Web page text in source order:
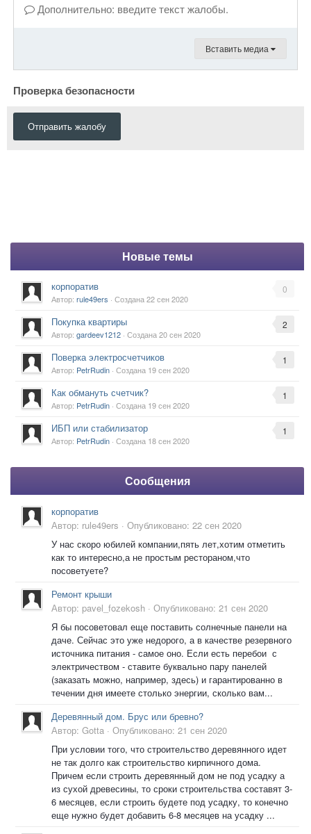
Дополнительно: введите текст жалобы.
Вставить медиа
Проверка безопасности
Отправить жалобу
Новые темы
0
корпоратив
Автор: rule49ers · Создана22 сен 2020
2
Покупка квартиры
Автор: gardeev1212 · Создана20 сен 2020
1
Поверка электросчетчиков
Автор: PetrRudin · Создана 19 сен 2020
1
Как обмануть счетчик?
Автор: PetrRudin · Создана 19 сен 2020
1
ИБП или стабилизатор
Автор: PetrRudin · Создана 18 сен 2020
Сообщения
корпоратив
Автор: rule49ers · Опубликовано: 22 сен 2020
У нас скоро юбилей компании,пять лет,хотим отметить
как то интересно,а не простым рестораном,что
посоветуете?
Ремонт крыши
Автор: pavel_fozekosh · Опубликовано: 21 сен 2020
Я бы посоветовал еще поставить солнечные панели на
даче. Сейчас это уже недорого, а в качестве резервного
источника питания - самое оно. Если есть перебои с
электричеством - ставите буквально пару панелей
(заказать можно, например, здесь) и гарантированно в
течении дня имеете столько энергии, сколько вам...
Деревянный дом. Брус или бревно?
Автор: Gotta · Опубликовано: 21 сен 2020
При условии того, что строительство деревянного идет
не так долго как строительство кирпичного дома.
Причем если строить деревянный дом не под усадку а
из сухой древесины, то сроки строительства составят 3-
6 месяцев, если строить будете под усадку, то конечно
еще нужно будет добавить 6-8 месяцев на усадку ...